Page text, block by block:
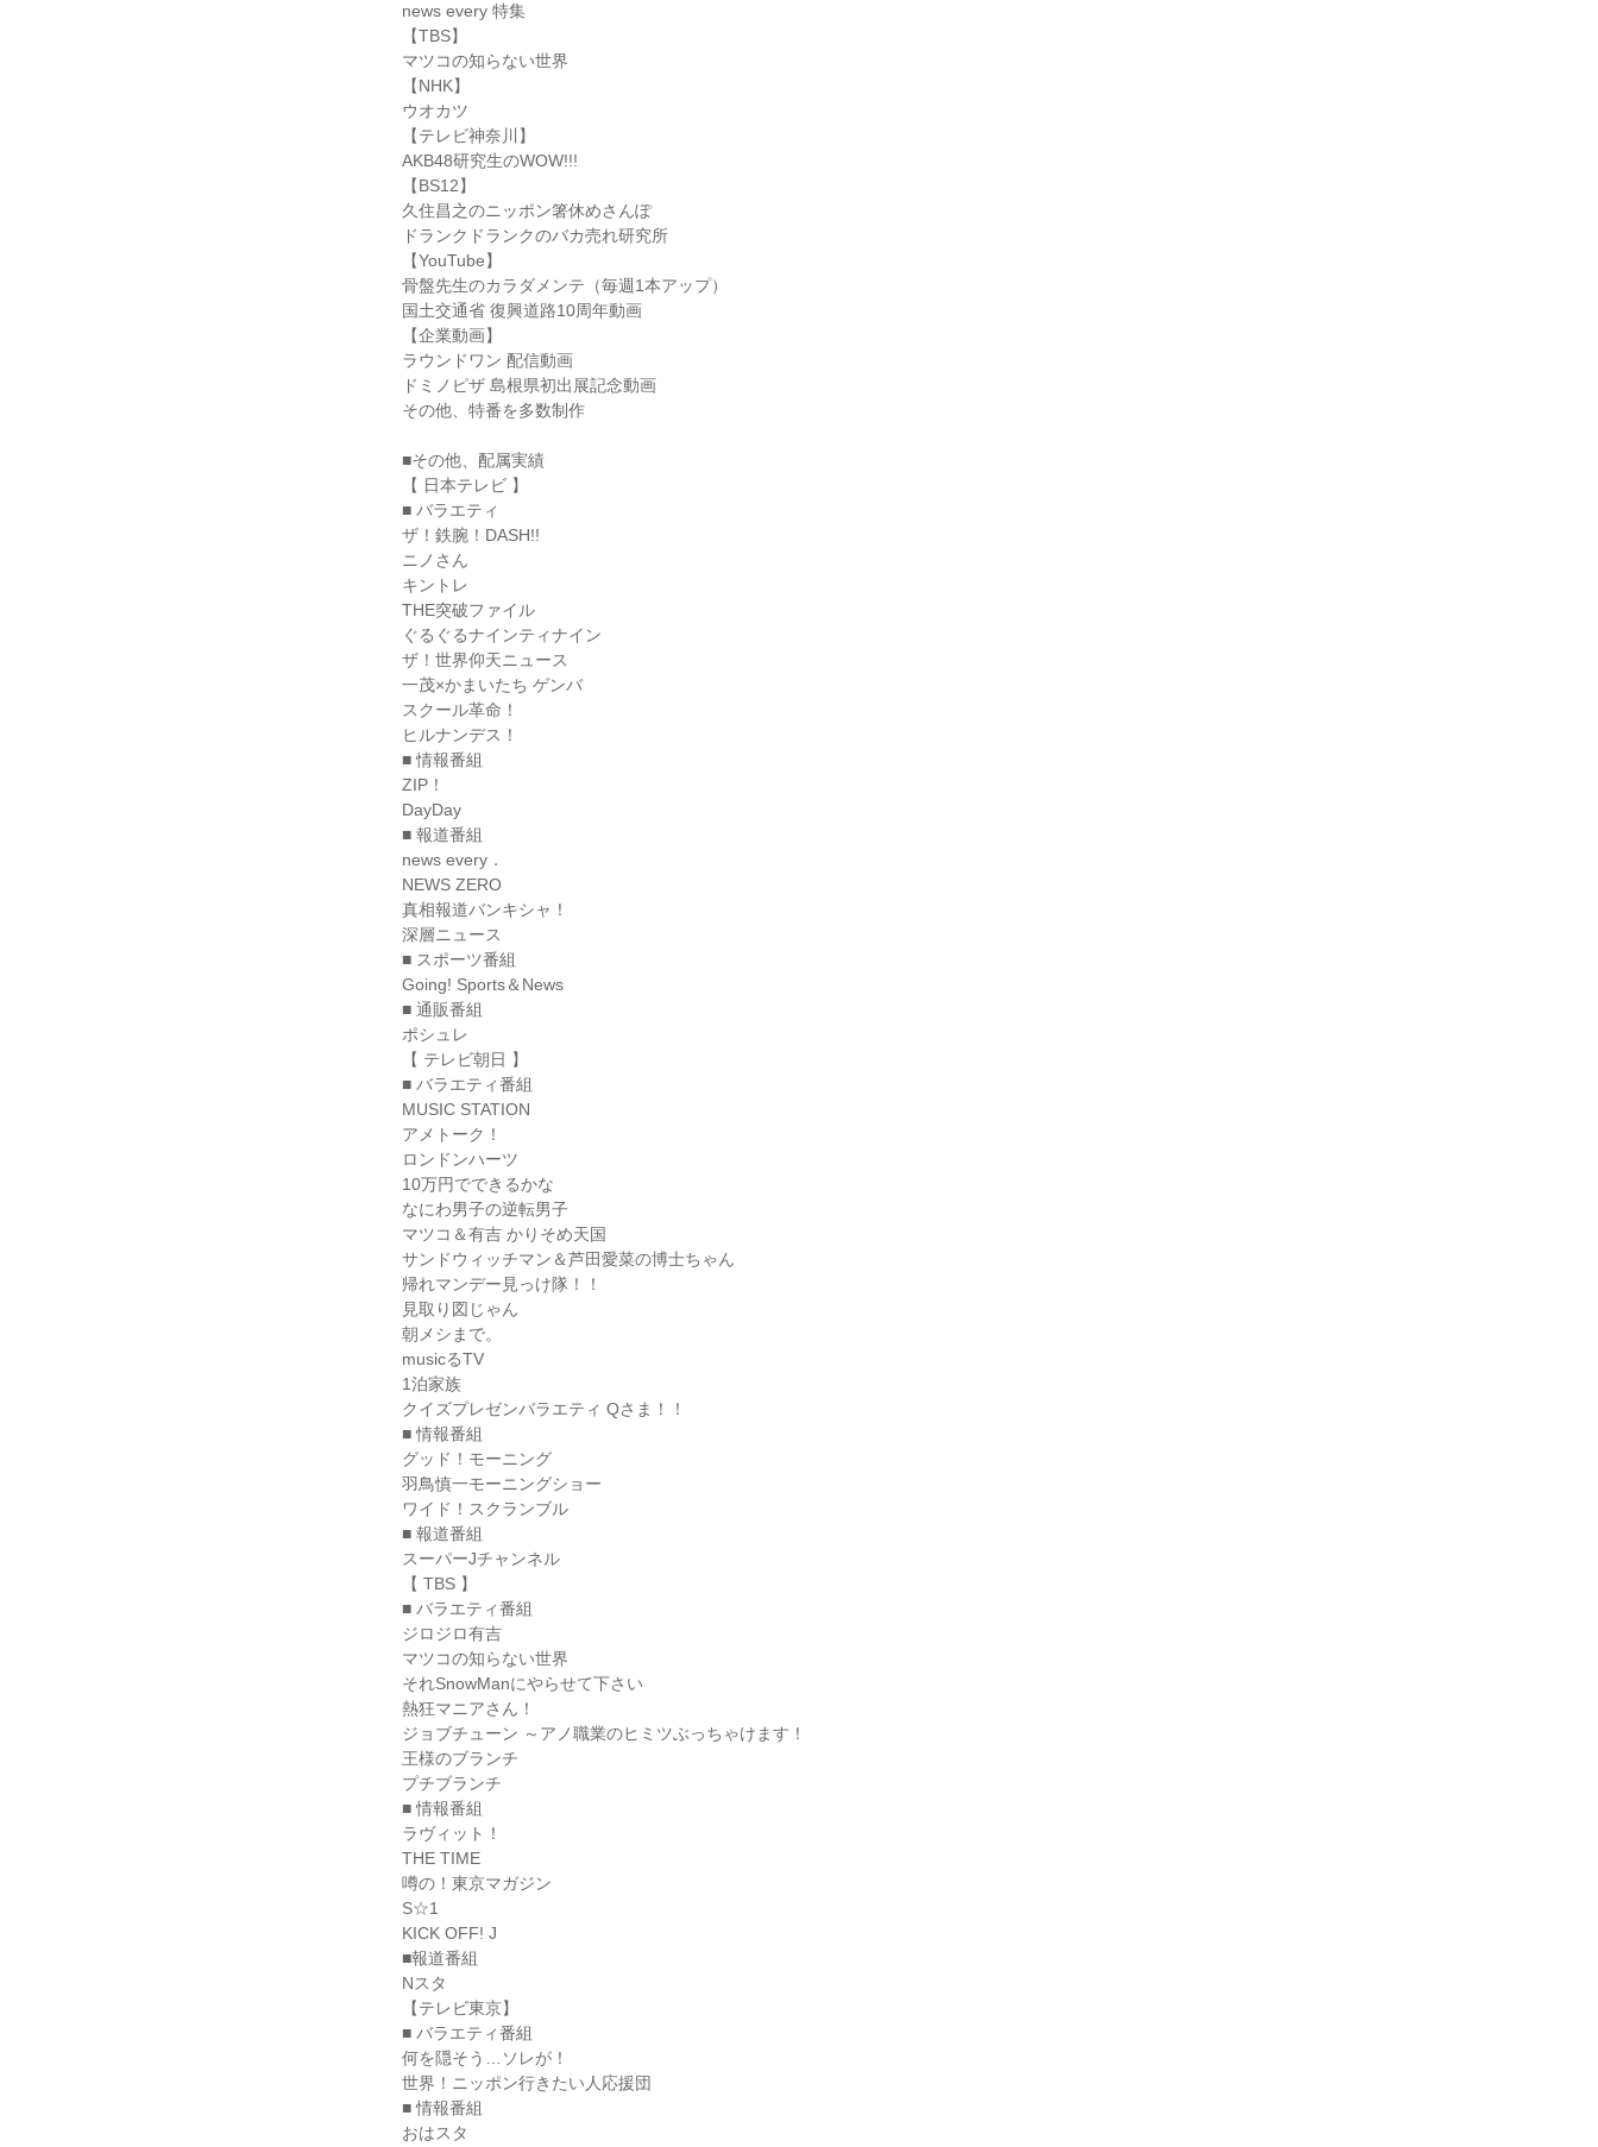
news every 特集
【TBS】
マツコの知らない世界
【NHK】
ウオカツ
【テレビ神奈川】
AKB48研究生のWOW!!!
【BS12】
久住昌之のニッポン箸休めさんぽ
ドランクドランクのバカ売れ研究所
【YouTube】
骨盤先生のカラダメンテ（毎週1本アップ）
国土交通省 復興道路10周年動画
【企業動画】
ラウンドワン 配信動画
ドミノピザ 島根県初出展記念動画
その他、特番を多数制作
■その他、配属実績
【 日本テレビ 】
■ バラエティ
ザ！鉄腕！DASH!!
ニノさん
キントレ
THE突破ファイル
ぐるぐるナインティナイン
ザ！世界仰天ニュース
一茂×かまいたち ゲンバ
スクール革命！
ヒルナンデス！
■ 情報番組
ZIP！
DayDay
■ 報道番組
news every．
NEWS ZERO
真相報道バンキシャ！
深層ニュース
■ スポーツ番組
Going! Sports＆News
■ 通販番組
ポシュレ
【 テレビ朝日 】
■ バラエティ番組
MUSIC STATION
アメトーク！
ロンドンハーツ
10万円でできるかな
なにわ男子の逆転男子
マツコ＆有吉 かりそめ天国
サンドウィッチマン＆芦田愛菜の博士ちゃん
帰れマンデー見っけ隊！！
見取り図じゃん
朝メシまで。
musicるTV
1泊家族
クイズプレゼンバラエティ Qさま！！
■ 情報番組
グッド！モーニング
羽鳥慎一モーニングショー
ワイド！スクランブル
■ 報道番組
スーパーJチャンネル
【 TBS 】
■ バラエティ番組
ジロジロ有吉
マツコの知らない世界
それSnowManにやらせて下さい
熱狂マニアさん！
ジョブチューン ～アノ職業のヒミツぶっちゃけます！
王様のブランチ
プチブランチ
■ 情報番組
ラヴィット！
THE TIME
噂の！東京マガジン
S☆1
KICK OFF! J
■報道番組
Nスタ
【テレビ東京】
■ バラエティ番組
何を隠そう…ソレが！
世界！ニッポン行きたい人応援団
■ 情報番組
おはスタ